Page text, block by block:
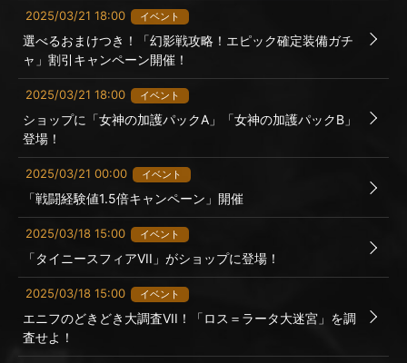
2025/03/21 18:00 イベント
選べるおまけつき！「幻影戦攻略！エピック確定装備ガチ
ャ」割引キャンペーン開催！
2025/03/21 18:00 イベント
ショップに「女神の加護パックA」「女神の加護パックB」
登場！
2025/03/21 00:00 イベント
「戦闘経験値1.5倍キャンペーン」開催
2025/03/18 15:00 イベント
「タイニースフィアVII」がショップに登場！
2025/03/18 15:00 イベント
エニフのどきどき大調査VII！「ロス＝ラータ大迷宮」を調
査せよ！